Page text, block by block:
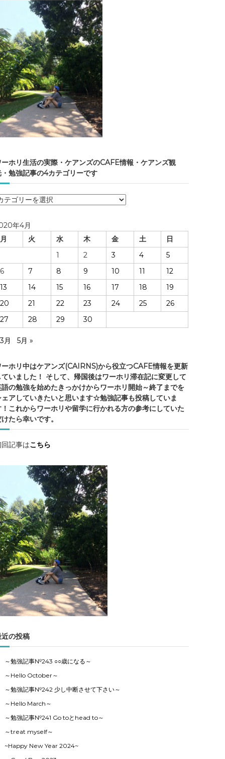
ーホリ生活の実際・ケアンズのCAFE情報・ケアンズ観
・勉強記事の4カテゴリーです
年4月
月
火 水 木 金 土
日
1
2 3 4
5
6
7 8 9 10 11
12
13
14 15 16 17 18
19
20
21 22 23 24 25
26
27
28 29 30
月 5月 »
ーホリ中はケアンズ(CAIRNS)から役立つCAFE情報を更新
ていました！ そして、帰国後はワーホリ滞在記に変更して
語の勉強を始めたきっかけからワーホリ開始～終了までを
ェアしていきたいと思います☆勉強記事も投稿していま
！これからワーホリや留学に行かれる方の参考にしていた
たら幸いです。
回記事はこちら
近の投稿
～勉強記事№243 ○○歳になる～
～Hello October～
～勉強記事№242 少し中断させて下さい～
～Hello March～
～勉強記事№241 Go toとhead to～
～treat myself～
~Happy New Year 2024~